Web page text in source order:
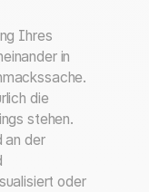
Ihres
in
die
stehen.
an der
oder